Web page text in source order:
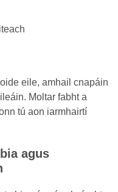
eile, amhail cnapáin
Moltar fabht a
tú aon iarmhairtí
agus